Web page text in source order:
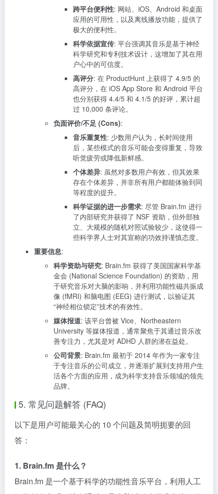
跨平台便利性: 网站、iOS、Android 和桌面
应用的可用性，以及离线播放功能，提供了
极大的便利性。
科学依据宣传: 平台强调其音乐是基于神经
科学研究和专利技术设计，这增加了其在用
户心中的可信度。
高评分: 在 ProductHunt 上获得了 4.9/5 的
高评分，在 iOS App Store 和 Android 平台
也分别获得 4.4/5 和 4.1/5 的好评，累计超
过 10,000 条评论。
负面评价/不足 (Cons):
音乐重复性: 少数用户认为，长时间使用
后，某些模式的音乐可能会变得重复，导致
听觉疲劳或降低新鲜感。
个体差异: 虽然对多数用户有效，但其效果
存在个体差异，并非所有用户都能体验到同
等程度的提升。
科学证据的进一步需求: 尽管 Brain.fm 进行
了内部研究并获得了 NSF 资助，但外部独
立、大规模的随机对照试验较少，这使得一
些科学界人士对其宣称的功效持谨慎态度。
重要信息:
科学资助与研究: Brain.fm 获得了美国国家科学基
金会 (National Science Foundation) 的资助，用
于研究音乐对大脑的影响，并利用功能性磁共振成
像 (fMRI) 和脑电图 (EEG) 进行测试，以验证其
“神经相位锁定”技术的有效性。
媒体报道: 该平台曾被 Vice、Northeastern
University 等媒体报道，通常聚焦于其通过音乐改
善专注力，尤其是对 ADHD 人群的潜在益处。
公司背景: Brain.fm 最初于 2014 年作为一家专注
于专注音乐的公司成立，并逐渐扩展到支持用户生
活各个方面的应用，成为科学支持音乐领域的领先
品牌。
5. 常见问题解答 (FAQ)
以下是用户可能最关心的 10 个问题及简明扼要的回
答：
1. Brain.fm 是什么？
Brain.fm 是一个基于科学的功能性音乐平台，利用人工